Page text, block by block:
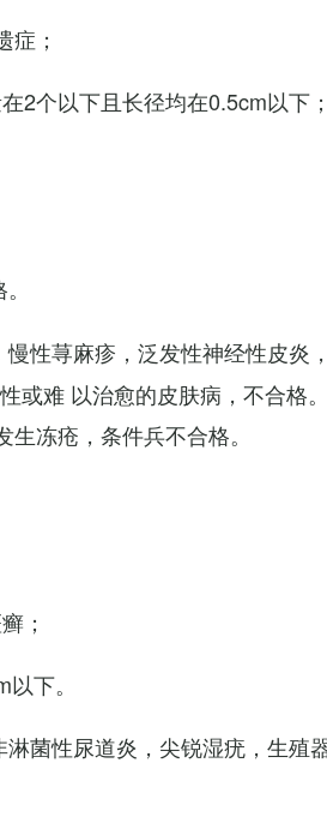
症；
2个以下且长径均在0.5cm以下；
性荨麻疹，泛发性神经性皮炎
难 以治愈的皮肤病，不合格
冻疮，条件兵不合格。
；
下。
菌性尿道炎，尖锐湿疣，生殖